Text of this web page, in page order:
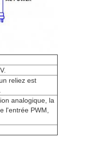
reliez est
analogique, la
l'entrée PWM,